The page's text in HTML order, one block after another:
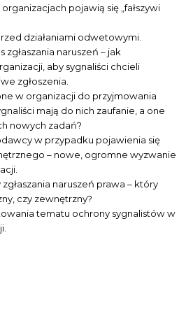
pojawią się „fałszywi
działaniami odwetowymi.
zgłaszania naruszeń – jak
aby sygnaliści chcieli
zgłoszenia.
w organizacji do przyjmowania
mają do nich zaufanie, a one
nowych zadań?
w przypadku pojawienia się
– nowe, ogromne wyzwanie
naruszeń prawa – który
czy zewnętrzny?
tematu ochrony sygnalistów w